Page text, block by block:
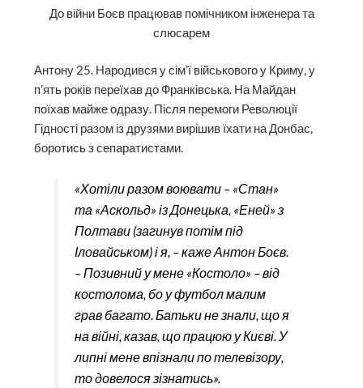
До війни Боєв працював помічником інженера та
слюсарем
Антону 25. Народився у сім’ї військового у Криму, у
п’ять років переїхав до Франківська. На Майдан
поїхав майже одразу. Після перемоги Революції
Гідності разом із друзями вирішив їхати на Донбас,
боротись з сепаратистами.
«Хотіли разом воювати – «Стан»
та «Аскольд» із Донецька, «Еней» з
Полтави (загинув потім під
Іловайськом) і я, – каже Антон Боєв.
– Позивний у мене «Костоло» – від
костолома, бо у футбол малим
грав багато. Батьки не знали, що я
на війні, казав, що працюю у Києві. У
липні мене впізнали по телевізору,
то довелося зізнатись».